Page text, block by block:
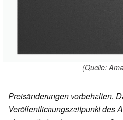
(Quelle:
Preisänderungen vorbehalten.
Veröffentlichungszeitpunkt des